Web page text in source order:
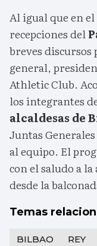
Al igual que en
recepciones del
breves
general,
Athletic Club.
los integrantes
alcaldesas de
Juntas
al equipo. El
con el saludo a
desde la
Temas
BILBAO REY